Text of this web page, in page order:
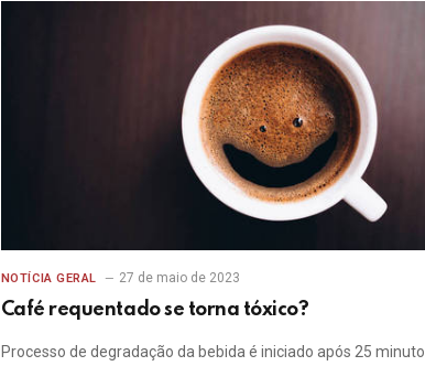
NOTÍCIA GERAL 27 de maio de 2023
Café requentado se torna tóxico?
Processo de degradação da bebida é iniciado após 25